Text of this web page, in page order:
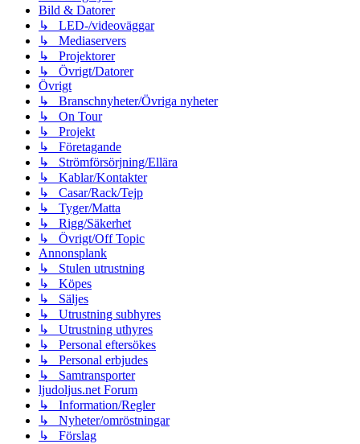
Bild & Datorer
↳ LED-/videoväggar
↳ Mediaservers
↳ Projektorer
↳ Övrigt/Datorer
Övrigt
↳ Branschnyheter/Övriga nyheter
↳ On Tour
↳ Projekt
↳ Företagande
↳ Strömförsörjning/Ellära
↳ Kablar/Kontakter
↳ Casar/Rack/Tejp
↳ Tyger/Matta
↳ Rigg/Säkerhet
↳ Övrigt/Off Topic
Annonsplank
↳ Stulen utrustning
↳ Köpes
↳ Säljes
↳ Utrustning subhyres
↳ Utrustning uthyres
↳ Personal eftersökes
↳ Personal erbjudes
↳ Samtransporter
ljudoljus.net Forum
↳ Information/Regler
↳ Nyheter/omröstningar
↳ Förslag